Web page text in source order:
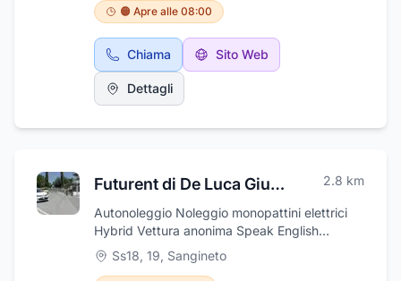
camionisti transitanti sulla s.s. 18, è diventato
un punto di riferimento per gli amanti della
buona cucina, aperto tutto l'anno. Il menù, a
base principalmente di pesce, riesce a
mantenere un rapporto privilegiato fra prezzo
e qualità. Il pesce è sempre pescato del
scelte. Una delle tipicità è il caffè: sembrerà
per andare a bere il caffè a Bonifati presso il
bar tabacchi del Ristorante Pietrabianca.
Vengono proposti anche ottimi dolci e gelati,
è tutto una produzione fatta in casa.
🟠 Apre alle 08:00
Chiama Sito Web
Dettagli
Futurent di De Luca Giuseppe Michele 2.8 km
Autonoleggio Noleggio monopattini elettrici
Hybrid Vettura anonima Speak English
Guidatore addizionale gratuito #rent
#autonoleggio #hybrid #monopattinielettric
Ss18, 19, Sangineto